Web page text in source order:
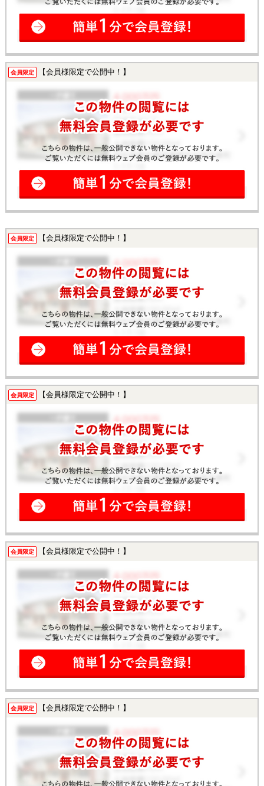
会員限定 【会員様限定で公開中！】
会員限定 【会員様限定で公開中！】
会員限定 【会員様限定で公開中！】
会員限定 【会員様限定で公開中！】
会員限定 【会員様限定で公開中！】